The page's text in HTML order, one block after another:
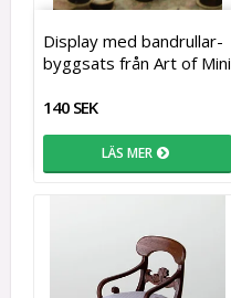
Display med bandrullar-
byggsats från Art of Mini
140 SEK
LÄS MER